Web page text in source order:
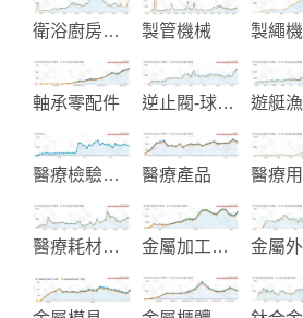
衛浴廚房及生活起居用品 製管機械
軸承零配件 逆止閥-球閥-蝶閥 遊艇
醫療檢驗試劑 醫療產品
醫療耗材產品 金屬加工切削刀具